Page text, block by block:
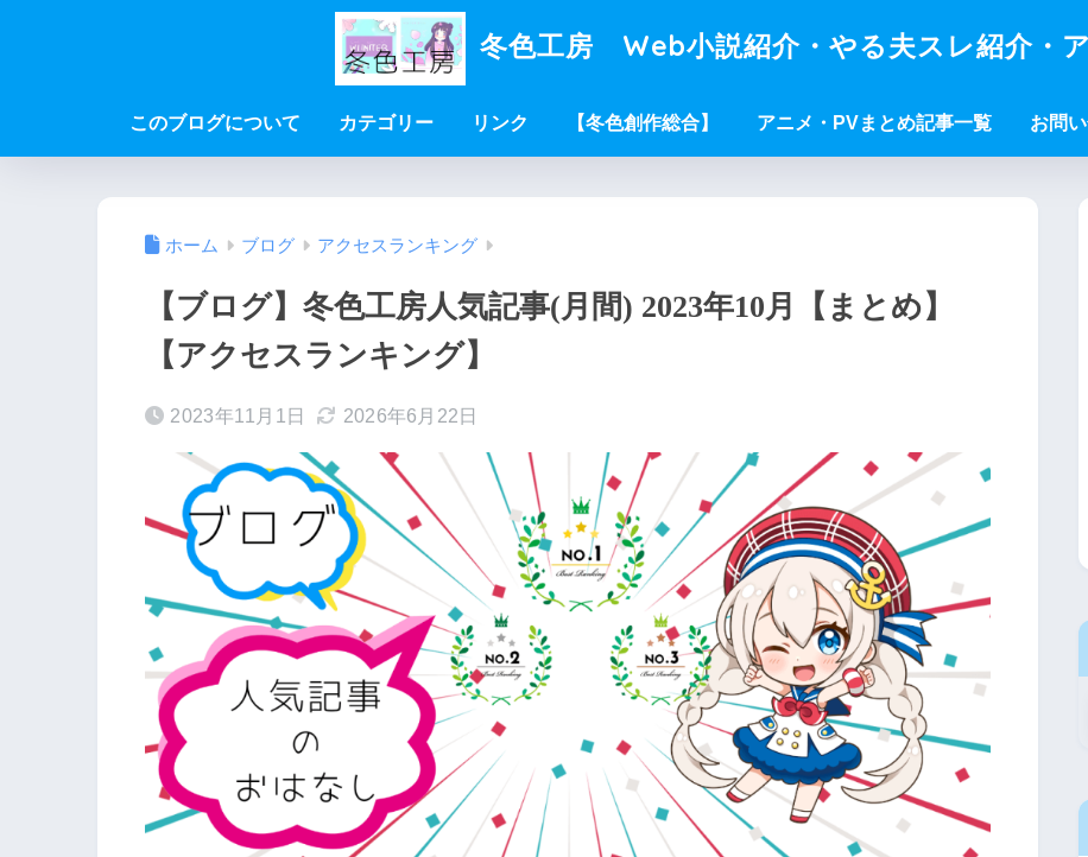
冬色工房 Web小説紹介・やる夫スレ紹介・
このブログについて カテゴリー リンク 【冬色創作総合】 アニメ・PVまとめ記事一覧 お問
ホーム ブログ アクセスランキング
【ブログ】冬色工房人気記事(月間) 2023年10月【まとめ】
【アクセスランキング】
2023年11月1日 2026年6月22日